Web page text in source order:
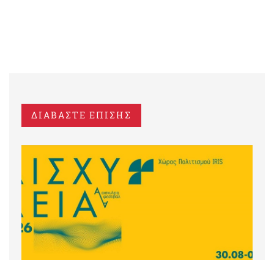
ΔΙΑΒΑΣΤΕ ΕΠΙΣΗΣ